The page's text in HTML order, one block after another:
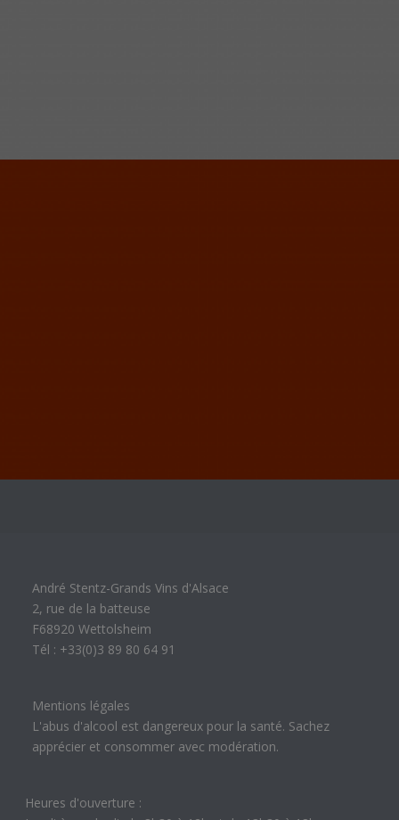
André Stentz-Grands Vins d'Alsace
2, rue de la batteuse
F68920 Wettolsheim
Tél : +33(0)3 89 80 64 91
Mentions légales
L'abus d'alcool est dangereux pour la santé. Sachez
apprécier et consommer avec modération.
Heures d'ouverture :